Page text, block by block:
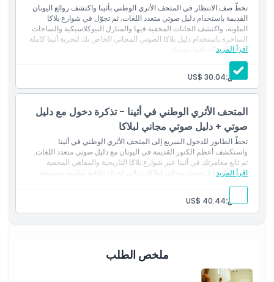
سياسة الأطفال والبالغين
الموقع
سياسة الإلغاء
تخطّ صف الانتظار في المتحف الأثري الوطني بأثينا واكتشف روائع اليونان
القديمة باستخدام دليل صوتي متعدد اللغات. ثم تجوّل في شوارع بلاكا
الملونة، واكتشف الحانات المخفية فيها والمنازل النيوكلاسيكية والساحات
الساحرة باستخدام دليل بلاكا الصوتي المجاني الخاص بك لتجربة أثينا كاملة
يمكنك استكشافها بنفسك.
اقرأ المزيد
شخص:US$ 30.04
المتحف الأثري الوطني في أثينا - تذكرة دخول مع دليل
صوتي + دليل صوتي مجاني لبلاكا
تخطَّ الطابور للدخول السريع إلى المتحف الأثري الوطني في أثينا
واستكشف أعظم الكنوز القديمة في اليونان مع دليل صوتي متعدد اللغات.
ثم تابع مغامرتك في أثينا عبر شوارع بلاكا التاريخية والمقاهي المخفية
باستخدام دليل صوتي مجاني لبلاكا، مثالي لجولة ثقافية سلسة ومستقلة.
اقرأ المزيد
شخص:US$ 40.44
ملخص الطلب